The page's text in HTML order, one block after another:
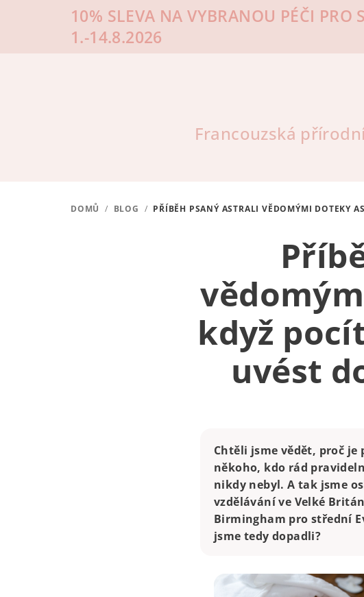
10% SLEVA NA VYBRANOU PÉČI PRO
1.-14.8.2026
Francouzská
DOMŮ / BLOG / PŘÍBĚH PSANÝ ASTRALI VĚDOMÝMI DOTEKY
když
uvést
Chtěli jsme vědět, proč je
někoho, kdo rád
nikdy nebyl. A tak jsme
vzdělávání ve Velké
Birmingham pro střední
jsme tedy dopadli?